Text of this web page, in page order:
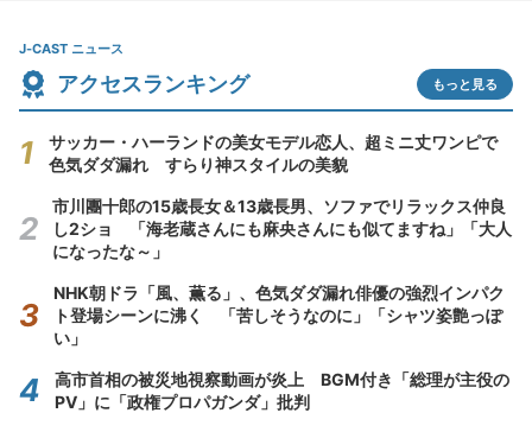
J-CAST ニュース
アクセスランキング もっと見る
サッカー・ハーランドの美女モデル恋人、超ミニ丈ワンピで
色気ダダ漏れ すらり神スタイルの美貌
市川團十郎の15歳長女＆13歳長男、ソファでリラックス仲良
し2ショ 「海老蔵さんにも麻央さんにも似てますね」「大人
になったな～」
NHK朝ドラ「風、薫る」、色気ダダ漏れ俳優の強烈インパク
ト登場シーンに沸く 「苦しそうなのに」「シャツ姿艶っぽ
い」
高市首相の被災地視察動画が炎上 BGM付き「総理が主役の
PV」に「政権プロパガンダ」批判